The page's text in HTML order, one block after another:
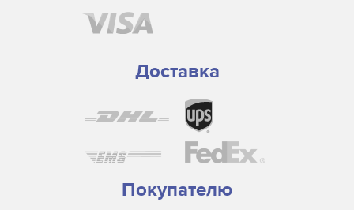
Доставка
Покупателю